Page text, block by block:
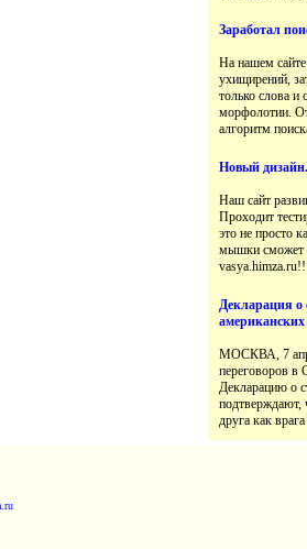
На нашем сайте
ухищирений,
только слова и
морфолотии.
Наш сайт
Проходит
это не просто
мышки сможет
МОСКВА, 7
переговоров
Декларацию о
подтверждают,